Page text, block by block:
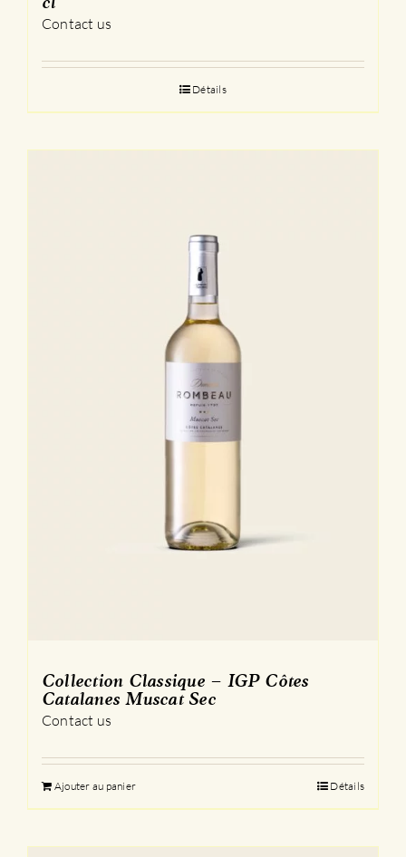
cl
Contact us
Détails
Collection Classique – IGP Côtes
Catalanes Muscat Sec
Contact us
Ajouter au panier Détails